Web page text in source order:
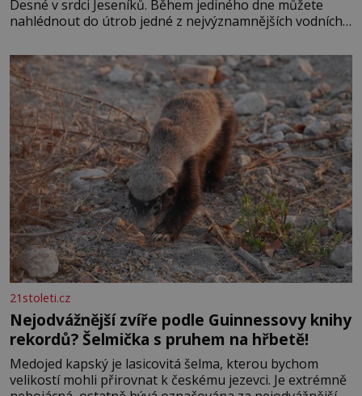
Desné v srdci Jeseníků. Během jediného dne můžete
nahlédnout do útrob jedné z nejvýznamnějších vodních
se na koloběžce a den zakončit poznáváním památek ve
Velkých Losinách nebo v termálním
21stoleti.cz
Nejodvážnější zvíře podle Guinnessovy knihy
rekordů? Šelmička s pruhem na hřbetě!
Medojed kapský je lasicovitá šelma, kterou bychom
velikostí mohli přirovnat k českému jezevci. Je extrémně